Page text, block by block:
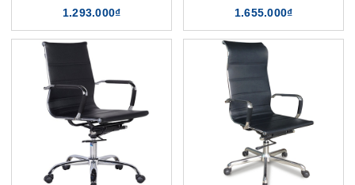
1.293.000₫ 1.655.000₫